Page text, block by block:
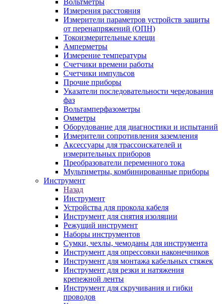
Вольтметры
Измерения расстояния
Измерители параметров устройств защиты
от перенапряжений (ОПН)
Токоизмерительные клещи
Амперметры
Измерение температуры
Счетчики времени работы
Счетчики импульсов
Прочие приборы
Указатели последовательности чередования
фаз
Вольтамперфазометры
Омметры
Оборудование для диагностики и испытаний
Измерители сопротивления заземления
Аксессуары для трассоискателей и
измерительных приборов
Преобразователи переменного тока
Мультиметры, комбинированные приборы
Инструмент
Назад
Инструмент
Устройства для прокола кабеля
Инструмент для снятия изоляции
Режущий инструмент
Наборы инструментов
Сумки, чехлы, чемоданы для инструмента
Инструмент для опрессовки наконечников
Инструмент для монтажа кабельных стяжек
Инструмент для резки и натяжения
крепежной ленты
Инструмент для скручивания и гибки
проводов